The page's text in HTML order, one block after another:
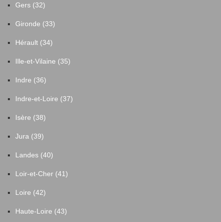
Gers (32)
Gironde (33)
Hérault (34)
Ille-et-Vilaine (35)
Indre (36)
Indre-et-Loire (37)
Isère (38)
Jura (39)
Landes (40)
Loir-et-Cher (41)
Loire (42)
Haute-Loire (43)